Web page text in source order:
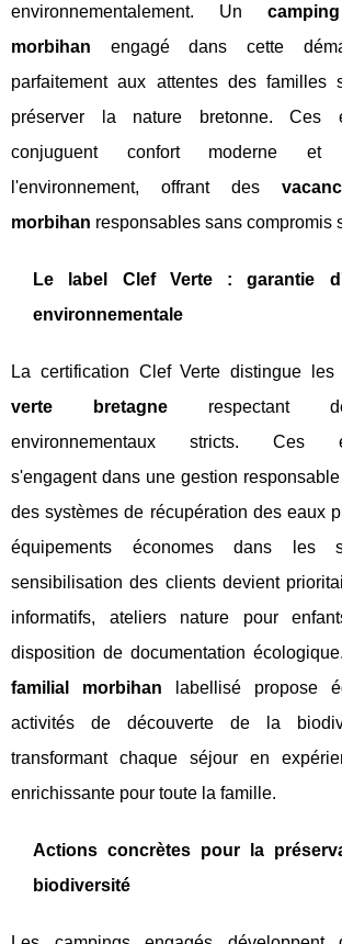
environnementalement. Un
morbihan engagé dans cette
parfaitement aux attentes des familles
préserver la nature bretonne. Ces
conjuguent confort moderne
l'environnement, offrant des
morbihan responsables sans compromis
Le label Clef Verte : garantie
environnementale
La certification Clef Verte distingue les
verte bretagnerespectant
environnementaux stricts. Ces
s'engagent dans une gestion
des systèmes de récupération des eaux
équipements économes dans les
sensibilisation des clients devient
informatifs, ateliers nature pour
disposition de documentation
familial morbihan labellisé propose
activités de découverte de la
transformant chaque séjour en
enrichissante pour toute la famille.
Actions concrètes pour la
biodiversité